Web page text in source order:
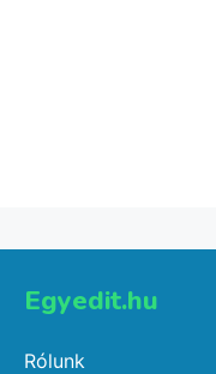
Egyedit.hu
Rólunk